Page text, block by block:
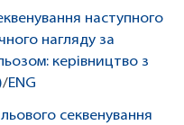
наступного
нагляду за
керівництво з
/ENG
секвенування